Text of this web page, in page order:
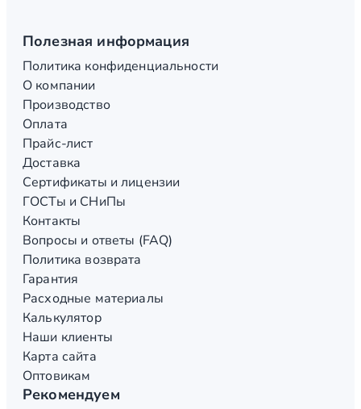
Полезная информация
Политика конфиденциальности
О компании
Производство
Оплата
Прайс-лист
Доставка
Сертификаты и лицензии
ГОСТы и СНиПы
Контакты
Вопросы и ответы (FAQ)
Политика возврата
Гарантия
Расходные материалы
Калькулятор
Наши клиенты
Карта сайта
Оптовикам
Рекомендуем